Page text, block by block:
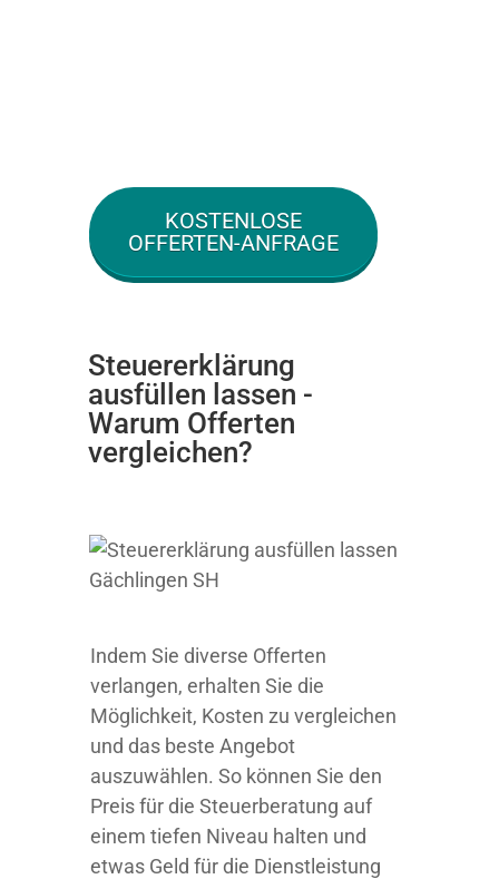
KOSTENLOSE
OFFERTEN-ANFRAGE
Steuererklärung
ausfüllen lassen -
Warum Offerten
vergleichen?
Indem Sie diverse Offerten
verlangen, erhalten Sie die
Möglichkeit, Kosten zu vergleichen
und das beste Angebot
auszuwählen. So können Sie den
Preis für die Steuerberatung auf
einem tiefen Niveau halten und
etwas Geld für die Dienstleistung